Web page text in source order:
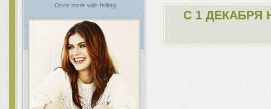
Once more with felling
С 1 ДЕКАБРЯ